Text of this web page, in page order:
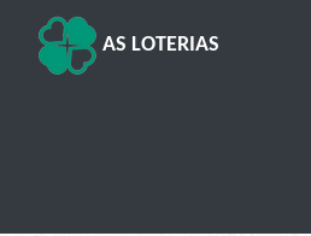
AS LOTERIAS